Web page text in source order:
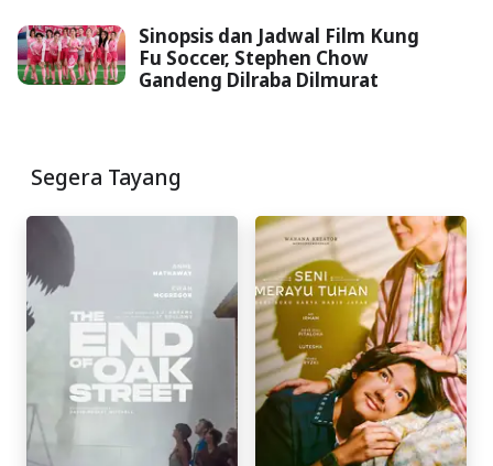
Sinopsis dan Jadwal Film Kung
Fu Soccer, Stephen Chow
Gandeng Dilraba Dilmurat
Segera Tayang